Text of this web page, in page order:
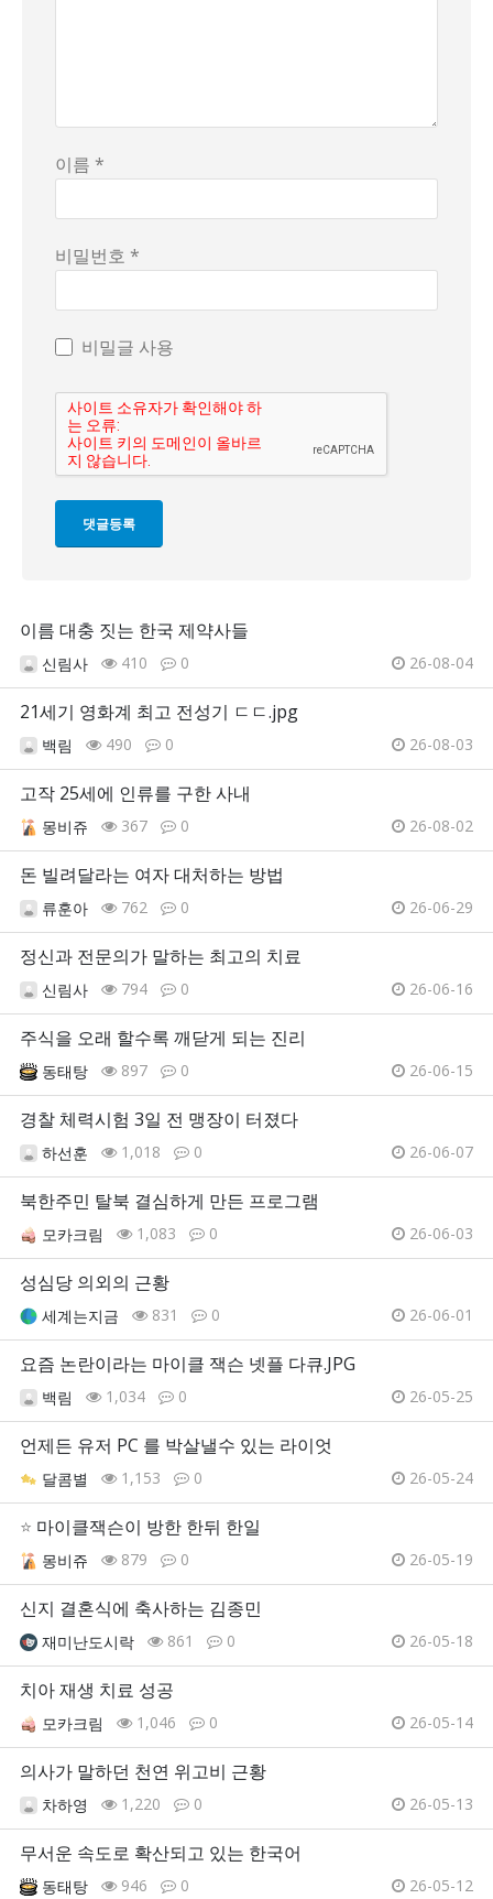
이름 *
비밀번호 *
비밀글 사용
이름 대충 짓는 한국 제약사들
신림사 410 0 26-08-04
21세기 영화계 최고 전성기 ㄷㄷ.jpg
백림 490 0 26-08-03
고작 25세에 인류를 구한 사내
몽비쥬 367 0 26-08-02
돈 빌려달라는 여자 대처하는 방법
류훈아 762 0 26-06-29
정신과 전문의가 말하는 최고의 치료
신림사 794 0 26-06-16
주식을 오래 할수록 깨닫게 되는 진리
동태탕 897 0 26-06-15
경찰 체력시험 3일 전 맹장이 터졌다
하선훈 1,018 0 26-06-07
북한주민 탈북 결심하게 만든 프로그램
모카크림 1,083 0 26-06-03
성심당 의외의 근황
세계는지금 831 0 26-06-01
요즘 논란이라는 마이클 잭슨 넷플 다큐.JPG
백림 1,034 0 26-05-25
언제든 유저 PC 를 박살낼수 있는 라이엇
달콤별 1,153 0 26-05-24
⭐ 마이클잭슨이 방한 한뒤 한일
몽비쥬 879 0 26-05-19
신지 결혼식에 축사하는 김종민
재미난도시락 861 0 26-05-18
치아 재생 치료 성공
모카크림 1,046 0 26-05-14
의사가 말하던 천연 위고비 근황
차하영 1,220 0 26-05-13
무서운 속도로 확산되고 있는 한국어
동태탕 946 0 26-05-12